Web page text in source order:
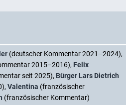
(deutscher Kommentar 2021–2024),
2015–2016), Felix
seit 2025), Bürger Lars Dietrich
Valentina (französischer
(französischer Kommentar)